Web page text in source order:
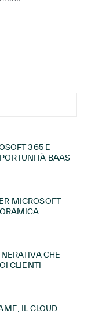
365 E
BAAS
MICROSOFT
CHE
CLIENTI
IL CLOUD